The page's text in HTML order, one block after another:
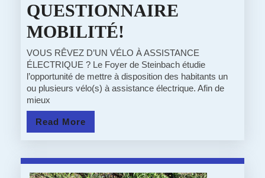
QUESTIONNAIRE
MOBILITÉ!
:
MOBILITÉ!
VOUS RÊVEZ D’UN VÉLO À ASSISTANCE
ÉLECTRIQUE ? Le Foyer de Steinbach étudie
l’opportunité de mettre à disposition des habitants un
ou plusieurs vélo(s) à assistance électrique. Afin de
mieux
Read More
More